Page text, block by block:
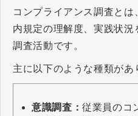
コンプライアンス調査と
内規定の理解度、実践状
調査活動です。
主に以下のような種類があ
意識調査：従業員のコ